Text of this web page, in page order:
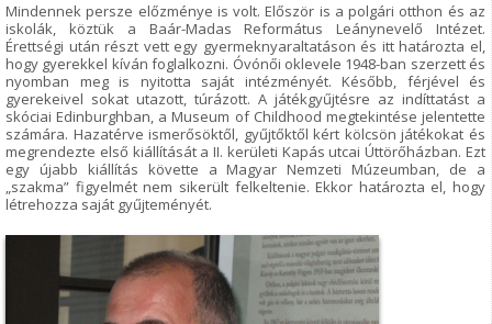
Mindennek persze előzménye is volt. Először is a polgári otthon és az
iskolák, köztük a Baár-Madas Református Leánynevelő Intézet.
Érettségi után részt vett egy gyermeknyaraltatáson és itt határozta el,
hogy gyerekkel kíván foglalkozni. Óvónői oklevele 1948-ban szerzett és
nyomban meg is nyitotta saját intézményét. Később, férjével és
gyerekeivel sokat utazott, túrázott. A játékgyűjtésre az indíttatást a
skóciai Edinburghban, a Museum of Childhood megtekintése jelentette
számára. Hazatérve ismerősöktől, gyűjtőktől kért kölcsön játékokat és
megrendezte első kiállítását a II. kerületi Kapás utcai Úttörőházban. Ezt
egy újabb kiállítás követte a Magyar Nemzeti Múzeumban, de a
„szakma” figyelmét nem sikerült felkeltenie. Ekkor határozta el, hogy
létrehozza saját gyűjteményét.